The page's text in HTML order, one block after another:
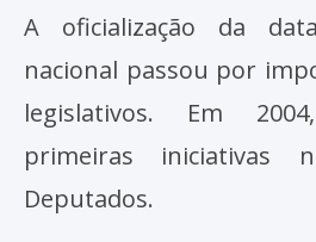
A oficialização da
nacional passou por
legislativos. Em
primeiras iniciativas
Deputados.